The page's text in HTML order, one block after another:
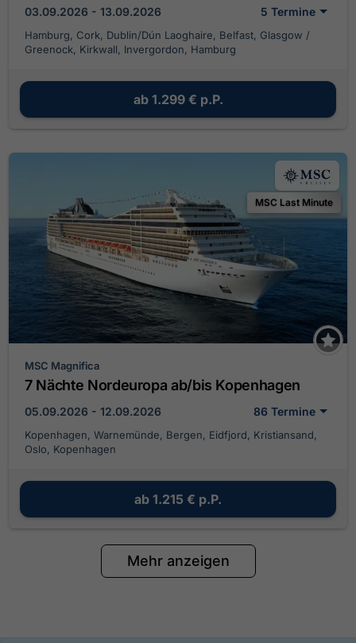
03.09.2026 - 13.09.2026 5 Termine
Hamburg, Cork, Dublin/Dún Laoghaire, Belfast, Glasgow /
Greenock, Kirkwall, Invergordon, Hamburg
ab 1.299 € p.P.
MSC Last Minute
MSC Magnifica
7 Nächte Nordeuropa ab/bis Kopenhagen
05.09.2026 - 12.09.2026 86 Termine
Kopenhagen, Warnemünde, Bergen, Eidfjord, Kristiansand,
Oslo, Kopenhagen
ab 1.215 € p.P.
Mehr anzeigen